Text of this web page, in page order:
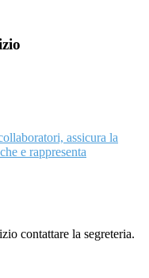
assicura la
e rappresenta
contattare la segreteria.